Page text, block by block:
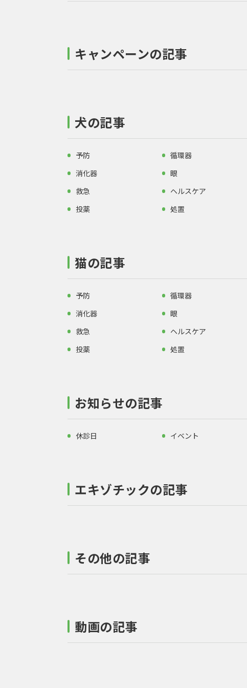
キャンペーンの記事
犬の記事
予防 循環器
消化器
眼
救急
ヘルスケア
投薬
処置
猫の記事
予防 循環器
消化器
眼
救急
ヘルスケア
投薬
処置
お知らせの記事
休診日 イベント
エキゾチックの記事
その他の記事
動画の記事